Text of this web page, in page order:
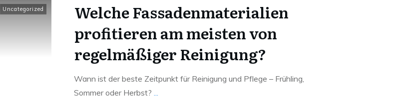
Uncategorized
Welche Fassadenmaterialien
profitieren am meisten von
regelmäßiger Reinigung?
Wann ist der beste Zeitpunkt für Reinigung und Pflege – Frühling,
Sommer oder Herbst? ...